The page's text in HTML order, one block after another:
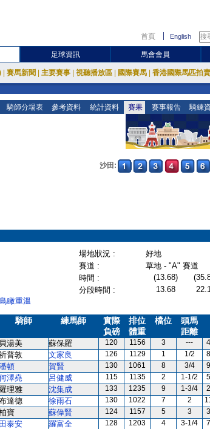
首頁 English
足球資訊 馬會會員
賽馬新聞 主要賽事 視聽播放區 國際賽馬 香港國際馬匹拍
騎師分場表 參考資料 統計資料 賽果 賽事報告 騎練
沙田:
場地狀況 :
好地
賽道 :
草地 - "A" 賽道
時間 : (13.68)
分段時間 :
13.68
瞰重溫
騎師 練馬師
實際
負磅
排位
體重
檔位
頭馬
距離
貝湯美 蘇保羅 120 1156 3 --- 4
普敦 文家良 126 1129 1 1/2 8
頓 賀賢 130 1061 8 3/4 9
澤堯 呂健威 115 1135 2 1-1/2 5
理雅 沈集成 133 1235 9 1-3/4 2
達德 徐雨石 130 1022 7 2
寶 蘇偉賢 124 1157 5 3 3
田泰安 羅富全 128 1203 4 3-1/4 7